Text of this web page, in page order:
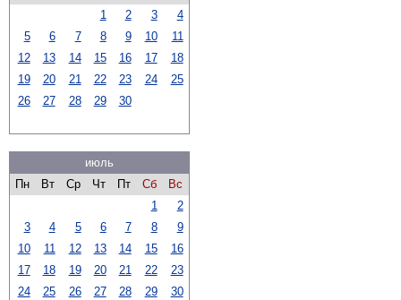
1
2 3
4
5
6 7 8 9 10
11
12
13 14 15 16 17
18
19
20 21 22 23 24
25
26
27 28 29 30
июль
Пн
Вт Ср Чт Пт Сб
Вс
1
2
3
4 5 6 7 8
9
10
11 12 13 14 15
16
17
18 19 20 21 22
23
24
25 26 27 28 29
30